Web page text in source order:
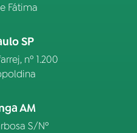
Fátima
SP
nº 1.200
AM
S/Nº